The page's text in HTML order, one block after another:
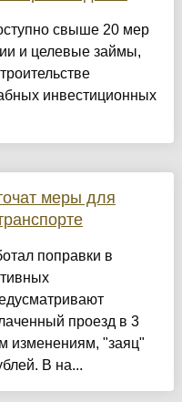
свыше 20 мер
и целевые займы,
инвестиционных
меры для
поправки в
проезд в 3
изменениям, "заяц"
В на...